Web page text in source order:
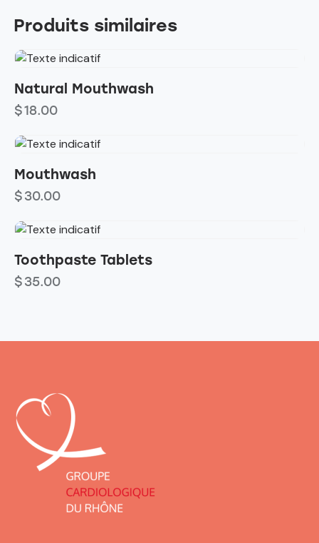
Produits similaires
Natural Mouthwash
$18.00
Mouthwash
$30.00
Toothpaste Tablets
$35.00